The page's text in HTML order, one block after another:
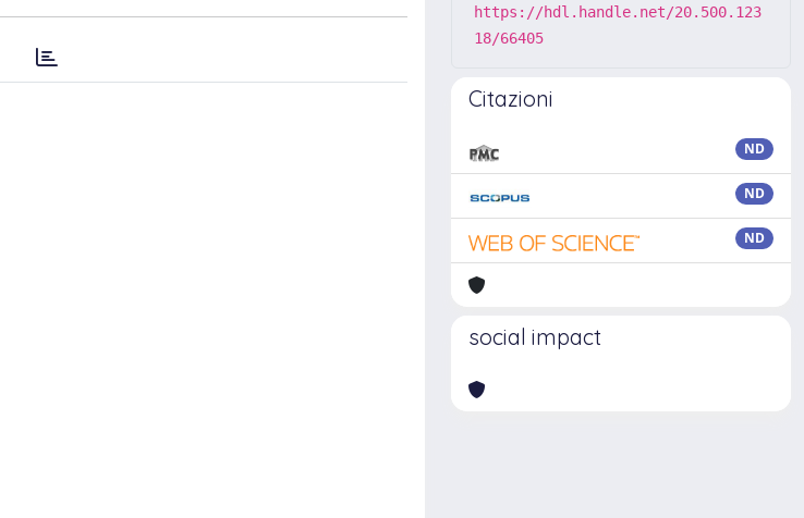
https://hdl.handle.net/20.500.123
18/66405
Citazioni
ND
ND
ND
social impact